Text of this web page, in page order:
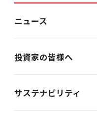
投資家の皆様へ
サステナビリティ
ニュース